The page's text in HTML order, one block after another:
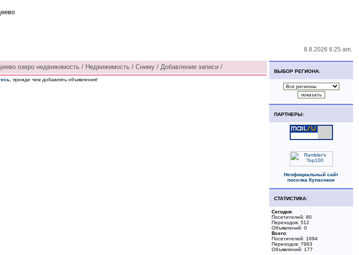
8.8.2026 6:25 am.
озеро недвижимость / Недвижимость / Сниму / Добавление записи /
, прежде чем добавлять объявления!
ВЫБОР РЕГИОНА:
ПАРТНЕРЫ:
Неофициальный сайт
поселка Купаснкое
СТАТИСТИКА:
Сегодня:
Посетителей: 80
Переходов: 512
Объявлений: 0
Всего:
Посетителей: 1694
Переходов: 7983
Объявлений: 177